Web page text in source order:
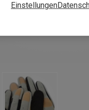
Einstellungen